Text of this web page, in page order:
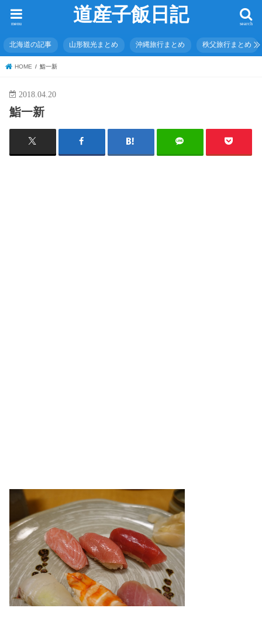
道産子飯日記 search
menu
北海道の記事 山形観光まとめ 沖縄旅行まとめ 秩父旅行まとめ
HOME 鮨一新
2018.04.20
鮨一新